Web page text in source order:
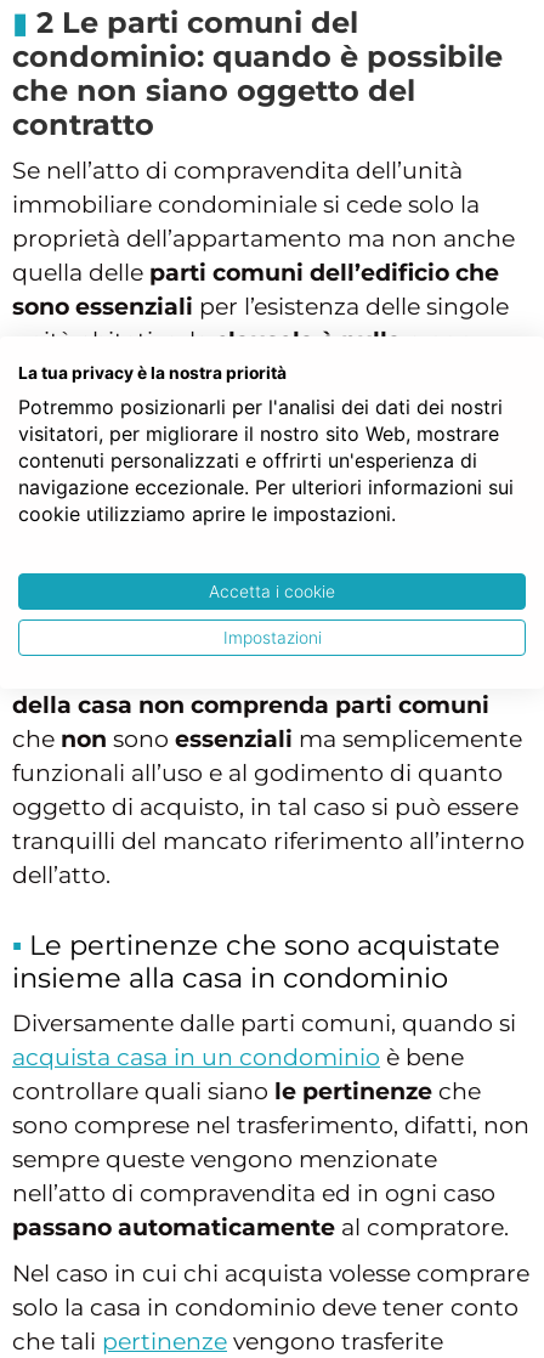
2 Le parti comuni del
condominio: quando è possibile
che non siano oggetto del
contratto
Se nell’atto di compravendita dell’unità
immobiliare condominiale si cede solo la
proprietà dell’appartamento ma non anche
quella delle parti comuni dell’edificio che
sono essenziali per l’esistenza delle singole
unità abitative, la
clausola è nulla
verrà riprodotta nel contratto stipulato dal
Notaio, in quanto incide sulla misura dei
millesimi dell’appartamento venduto.
Per tale motivo il professionista avrà cura,
all’interno dell’atto notarile, di inserire il
spetteranno al compratore in proporzione
alla proprietà acquistata.
della casa non comprenda parti comuni
che non sono essenziali ma semplicemente
funzionali all’uso e al godimento di quanto
oggetto di acquisto, in tal caso si può essere
tranquilli del mancato riferimento all’interno
dell’atto.
Le pertinenze che sono acquistate
insieme alla casa in condominio
Diversamente dalle parti comuni, quando si
acquista casa in un condominio è bene
controllare quali siano le pertinenze che
sono comprese nel trasferimento, difatti, non
sempre queste vengono menzionate
nell’atto di compravendita ed in ogni caso
passano automaticamente al compratore.
Nel caso in cui chi acquista volesse comprare
solo la casa in condominio deve tener conto
che tali pertinenze vengono trasferite
La tua privacy è la nostra priorità
Potremmo posizionarli per l'analisi dei dati dei nostri
visitatori, per migliorare il nostro sito Web, mostrare
contenuti personalizzati e offrirti un'esperienza di
navigazione eccezionale. Per ulteriori informazioni sui
cookie utilizziamo aprire le impostazioni.
Accetta i cookie
Impostazioni